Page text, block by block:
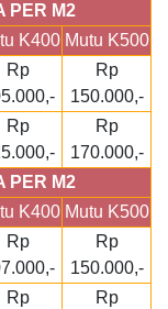
PER M2
K400 Mutu K500
Rp
Rp
150.000,-
Rp
Rp
170.000,-
PER M2
K400 Mutu K500
Rp
Rp
150.000,-
Rp
Rp